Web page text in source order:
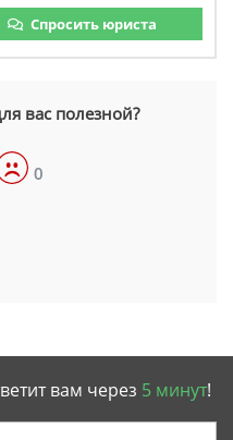
Спросить юриста
вас полезной?
0
вам через 5 минут!